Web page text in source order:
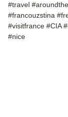
#travel
#francouzstina
#visitfrance #CIA
#nice